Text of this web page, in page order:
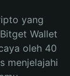
yang
Wallet
oleh 40
menjelajahi